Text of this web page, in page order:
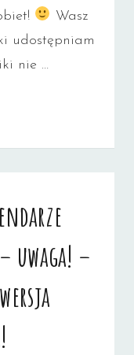
Wasz
udostępniam
nie …
uwaga! –